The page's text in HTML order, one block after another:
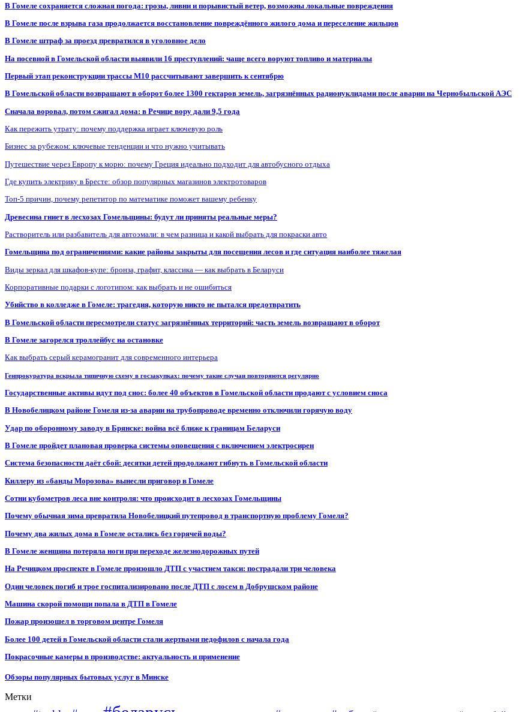
В Гомеле сохраняется сложная погода: грозы, ливни и порывистый ветер, возможны локальные повреждения
В Гомеле после взрыва газа продолжается восстановление повреждённого жилого дома и переселение жильцов
В Гомеле штраф за проезд превратился в уголовное дело
На посевной в Гомельской области выявили 16 преступлений: чаще всего воруют топливо и материалы
Первый этап реконструкции трассы М10 рассчитывают завершить к сентябрю
В Гомельской области возвращают в оборот более 1300 гектаров земель, загрязнённых радионуклидами после аварии на Чернобыльской АЭС
Сначала воровал, потом сжигал дома: в Речице вору дали 9,5 года
Как пережить утрату: почему поддержка играет ключевую роль
Бизнес за рубежом: ключевые тенденции и что нужно учитывать
Путешествие через Европу к морю: почему Греция идеально подходит для автобусного отдыха
Где купить электрику в Бресте: обзор популярных магазинов электротоваров
Топ-5 причин, почему репетитор по математике поможет вашему ребенку
Древесина гниет в лесхозах Гомельщины: будут ли приняты реальные меры?
Растворитель или разбавитель для автоэмали: в чем разница и какой выбрать для покраски авто
Гомельщина под ограничениями: какие районы закрыты для посещения лесов и где ситуация наиболее тяжелая
Виды зеркал для шкафов-купе: бронза, графит, классика — как выбрать в Беларуси
Корпоративные подарки с логотипом: как выбрать и не ошибиться
Убийство в колледже в Гомеле: трагедия, которую никто не пытался предотвратить
В Гомельской области пересмотрели статус загрязнённых территорий: часть земель возвращают в оборот
В Гомеле загорелся троллейбус на остановке
Как выбрать серый керамогранит для современного интерьера
Генпрокуратура вскрыла типичную схему в госзакупках: почему такие случаи повторяются регулярно
Государственные активы идут под снос: более 40 объектов в Гомельской области продают с условием сноса
В Новобелицком районе Гомеля из-за аварии на трубопроводе временно отключили горячую воду
Удар по оборонному заводу в Брянске: война всё ближе к границам Беларуси
В Гомеле пройдет плановая проверка системы оповещения с включением электросирен
Система безопасности даёт сбой: десятки детей продолжают гибнуть в Гомельской области
Киллеру из «банды Морозова» вынесли приговор в Гомеле
Сотни кубометров леса вне контроля: что происходит в лесхозах Гомельщины
Почему обычная зима превратила Новобелицкий путепровод в транспортную проблему Гомеля?
Почему два жилых дома в Гомеле остались без горячей воды?
В Гомеле женщина потеряла ноги при переходе железнодорожных путей
На Речицком проспекте в Гомеле произошло ДТП с участием такси: пострадали три человека
Один человек погиб и трое госпитализировано после ДТП с лосем в Добрушском районе
Машина скорой помощи попала в ДТП в Гомеле
Пожар произошел в торговом центре Гомеля
Более 100 детей в Гомельской области стали жертвами педофилов с начала года
Покрасочные камеры в производстве: актуальность и применение
Обзоры популярных бытовых услуг в Минске
Метки